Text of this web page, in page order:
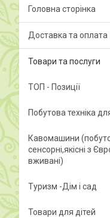
Головна сторінка
Доставка та оплата
Товари та послуги
ТОП - Позиції
Побутова техніка
Кавомашини
сенсорні,якісні з
вживані)
Туризм -Дім і сад
Товари для дітей